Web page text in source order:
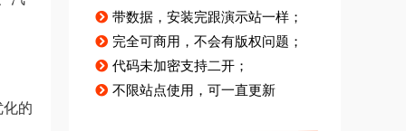
的
带数据，安装完跟演示站一样；
完全可商用，不会有版权问题；
代码未加密支持二开；
不限站点使用，可一直更新